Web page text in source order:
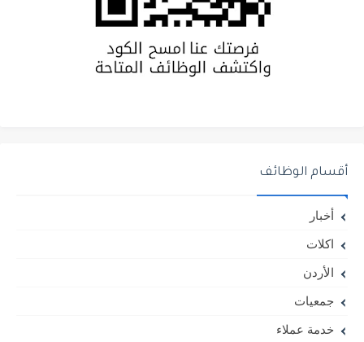
أقسام الوظائف
أخبار
اكلات
الأردن
جمعيات
خدمة عملاء